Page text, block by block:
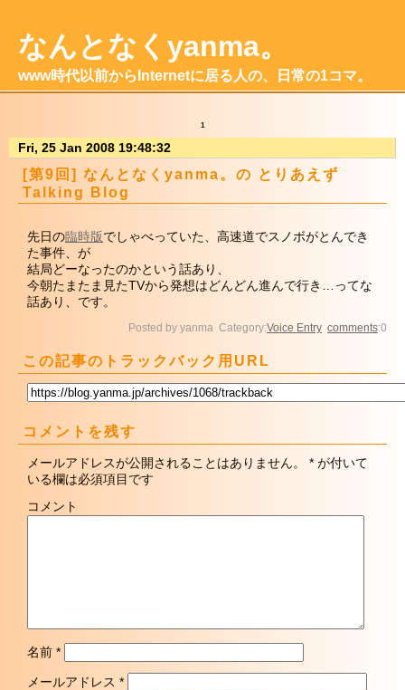
なんとなくyanma。
www時代以前からInternetに居る人の、日常の1コマ。
1
Fri, 25 Jan 2008 19:48:32
[第9回] なんとなくyanma。の とりあえず
Talking Blog
先日の臨時版でしゃべっていた、高速道でスノボがとんでき
た事件、が
結局どーなったのかという話あり、
今朝たまたま見たTVから発想はどんどん進んで行き…ってな
話あり、です。
Posted by yanma Category:Voice Entry comments:0
この記事のトラックバック用URL
コメントを残す
メールアドレスが公開されることはありません。 * が付いて
いる欄は必須項目です
コメント
名前 *
メールアドレス *